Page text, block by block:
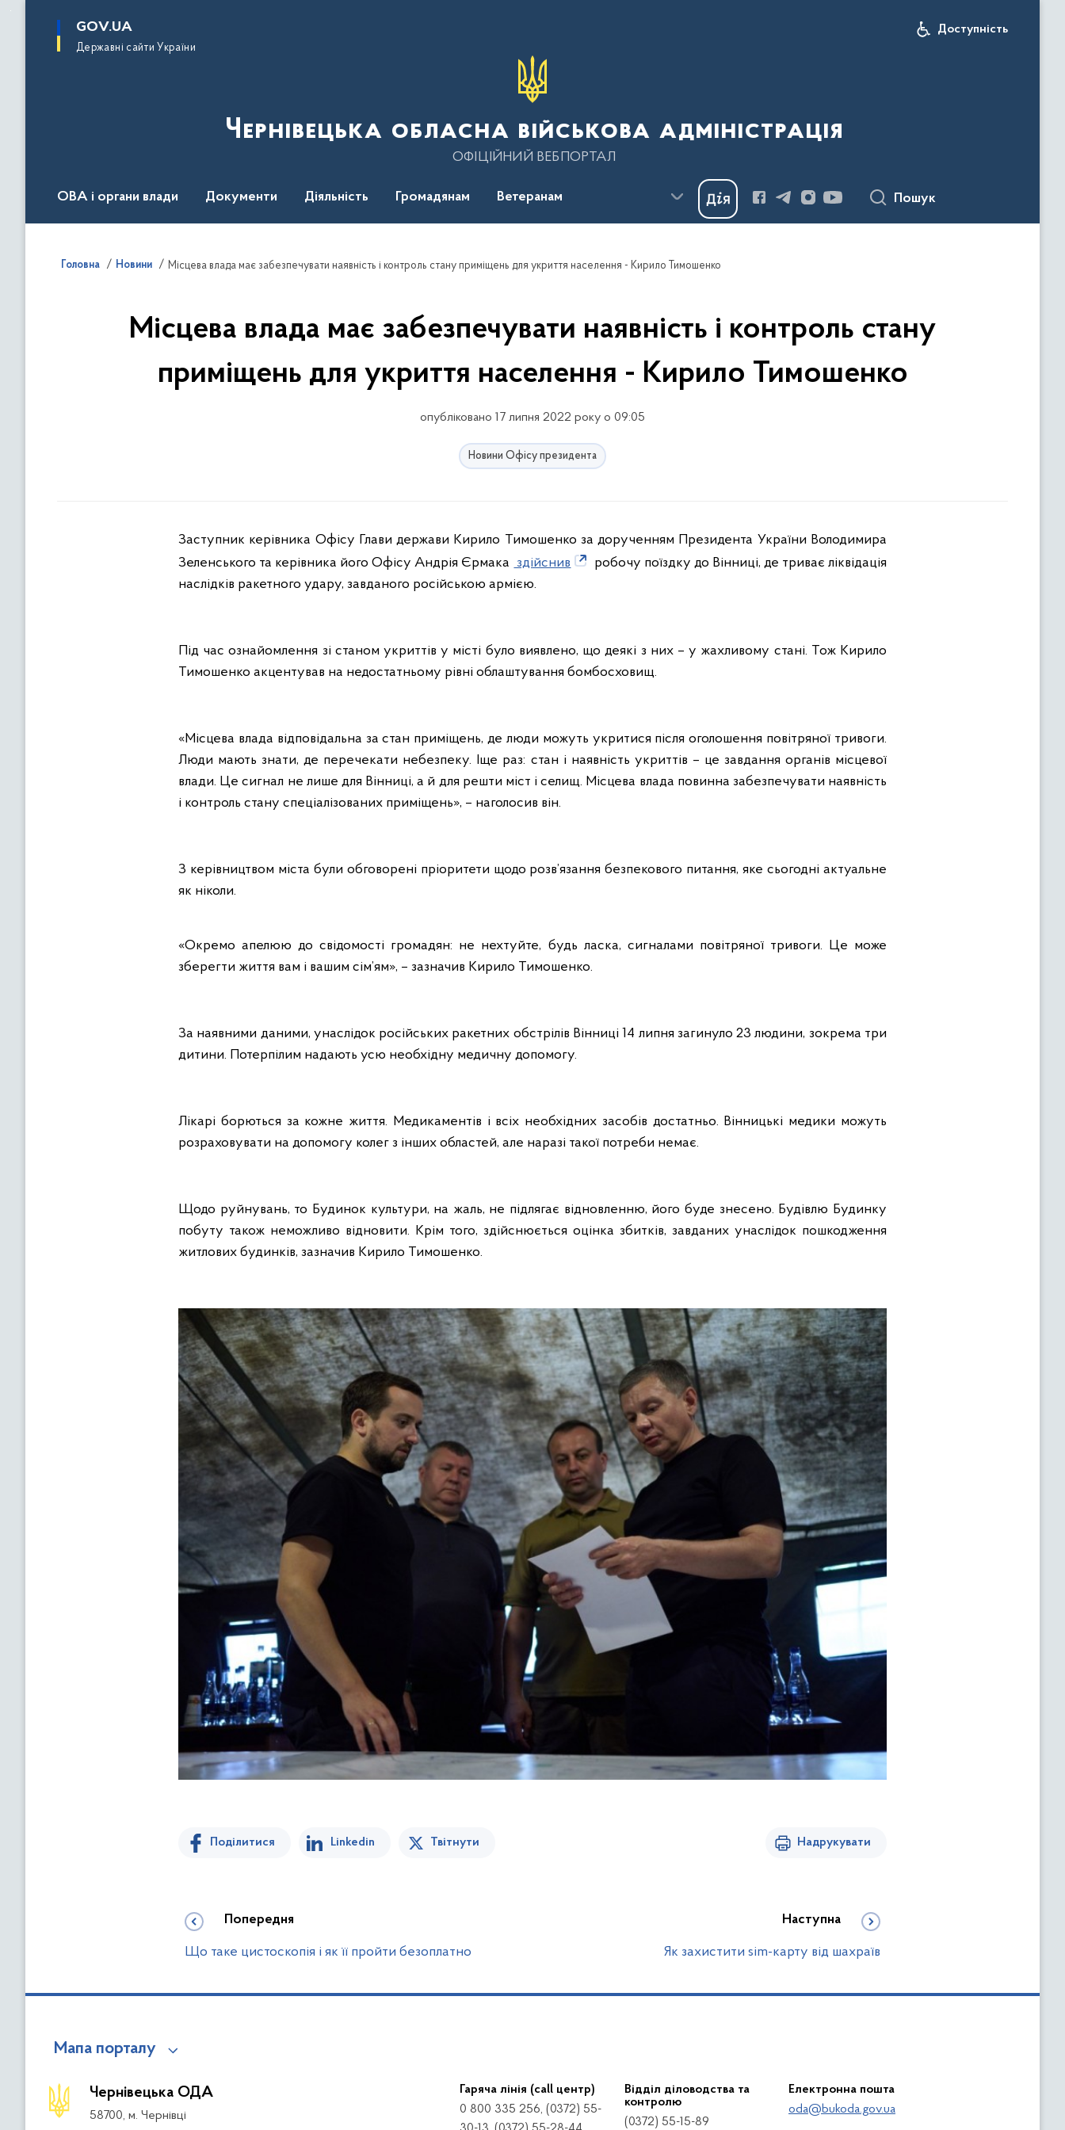
основного
GOV.UA
Державні сайти України
Доступність
Чернівецька обласна військова адміністрація
ОФІЦІЙНИЙ ВЕБПОРТАЛ
ОВА і органи влади Документи Діяльність Громадянам Ветеранам Пошук
Головна Новини Місцева влада має забезпечувати наявність і контроль стану приміщень для укриття населення - Кирило Тимошенко
Місцева влада має забезпечувати наявність і контроль стану
приміщень для укриття населення - Кирило Тимошенко
опубліковано 17 липня 2022 року о 09:05
Новини Офісу президента
Заступник керівника Офісу Глави держави Кирило Тимошенко за дорученням Президента України Володимира
Зеленського та керівника його Офісу Андрія Єрмака здійснив
робочу поїздку до Вінниці, де триває ліквідація
наслідків ракетного удару, завданого російською армією.
Під час ознайомлення зі станом укриттів у місті було виявлено, що деякі з них – у жахливому стані. Тож Кирило
Тимошенко акцентував на недостатньому рівні облаштування бомбосховищ.
«Місцева влада відповідальна за стан приміщень, де люди можуть укритися після оголошення повітряної тривоги.
Люди мають знати, де перечекати небезпеку. Іще раз: стан і наявність укриттів – це завдання органів місцевої
влади. Це сигнал не лише для Вінниці, а й для решти міст і селищ. Місцева влада повинна забезпечувати наявність
і контроль стану спеціалізованих приміщень», – наголосив він.
З керівництвом міста були обговорені пріоритети щодо розв’язання безпекового питання, яке сьогодні актуальне
як ніколи.
«Окремо апелюю до свідомості громадян: не нехтуйте, будь ласка, сигналами повітряної тривоги. Це може
зберегти життя вам і вашим сім’ям», – зазначив Кирило Тимошенко.
За наявними даними, унаслідок російських ракетних обстрілів Вінниці 14 липня загинуло 23 людини, зокрема три
дитини. Потерпілим надають усю необхідну медичну допомогу.
Лікарі борються за кожне життя. Медикаментів і всіх необхідних засобів достатньо. Вінницькі медики можуть
розраховувати на допомогу колег з інших областей, але наразі такої потреби немає.
Щодо руйнувань, то Будинок культури, на жаль, не підлягає відновленню, його буде знесено. Будівлю Будинку
побуту також неможливо відновити. Крім того, здійснюється оцінка збитків, завданих унаслідок пошкодження
житлових будинків, зазначив Кирило Тимошенко.
Поділитися Linkedin Твітнути Надрукувати
Попередня
Що таке цистоскопія і як її пройти безоплатно
Наступна
Як захистити sim-карту від шахраїв
Мапа порталу
Чернівецька ОДА
58700, м. Чернівці
Гаряча лінія (call центр)
0 800 335 256, (0372) 55-
Відділ діловодства та
контролю
(0372) 55-15-89
Електронна пошта
oda@bukoda.gov.ua